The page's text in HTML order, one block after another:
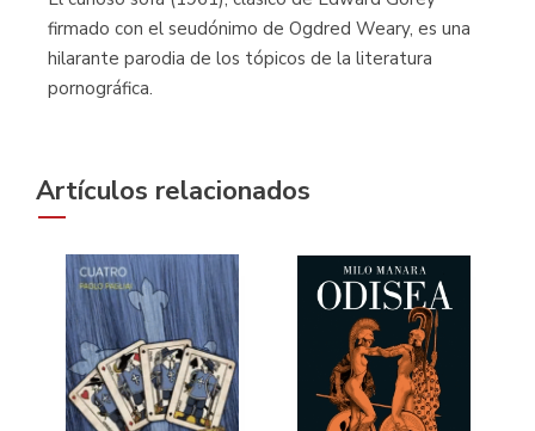
firmado con el seudónimo de Ogdred Weary, es una
hilarante parodia de los tópicos de la literatura
pornográfica.
Artículos relacionados